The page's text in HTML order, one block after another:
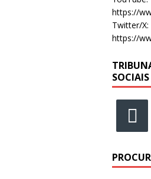
https://
Twitter/
https://
SOCIAIS